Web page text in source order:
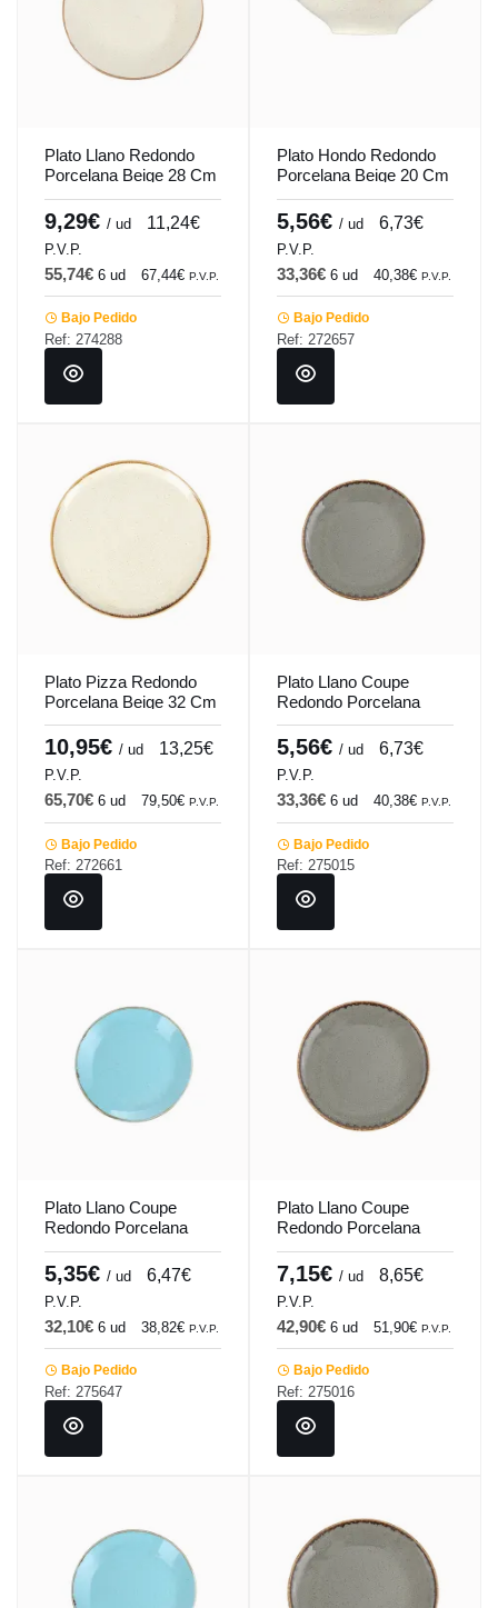
Plato Llano Redondo
Porcelana Beige 28 Cm
Seasons Beige Porland
9,29€ / ud 11,24€
P.V.P.
55,74€ 6 ud 67,44€ P.V.P.
Bajo Pedido
Ref: 274288
Plato Hondo Redondo
Porcelana Beige 20 Cm
Seasons Beige Porland
5,56€ / ud 6,73€
P.V.P.
33,36€ 6 ud 40,38€ P.V.P.
Bajo Pedido
Ref: 272657
Plato Pizza Redondo
Porcelana Beige 32 Cm
Seasons Beige Porland
10,95€ / ud 13,25€
P.V.P.
65,70€ 6 ud 79,50€ P.V.P.
Bajo Pedido
Ref: 272661
Plato Llano Coupe
Redondo Porcelana
Gris oscuro 20 Cm
Seasons Porland
5,56€ / ud 6,73€
P.V.P.
33,36€ 6 ud 40,38€ P.V.P.
Bajo Pedido
Ref: 275015
Plato Llano Coupe
Redondo Porcelana
Turquesa 20 Cm
Seasons Porland
5,35€ / ud 6,47€
P.V.P.
32,10€ 6 ud 38,82€ P.V.P.
Bajo Pedido
Ref: 275647
Plato Llano Coupe
Redondo Porcelana
Gris oscuro 24 Cm
Seasons Porland
7,15€ / ud 8,65€
P.V.P.
42,90€ 6 ud 51,90€ P.V.P.
Bajo Pedido
Ref: 275016